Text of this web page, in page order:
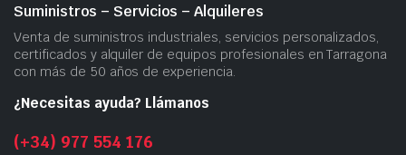
Suministros – Servicios – Alquileres
Venta de suministros industriales, servicios personalizados,
certificados y alquiler de equipos profesionales en Tarragona
con más de 50 años de experiencia.
¿Necesitas ayuda? Llámanos
(+34) 977 554 176